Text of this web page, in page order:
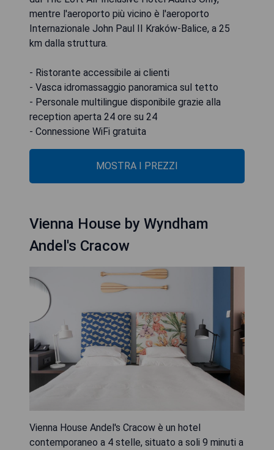
mentre l'aeroporto più vicino è l'aeroporto
Internazionale John Paul II Kraków-Balice, a 25
km dalla struttura.
- Ristorante accessibile ai clienti
- Vasca idromassaggio panoramica sul tetto
- Personale multilingue disponibile grazie alla
reception aperta 24 ore su 24
- Connessione WiFi gratuita
MOSTRA I PREZZI
Vienna House by Wyndham
Andel's Cracow
Vienna House Andel's Cracow è un hotel
contemporaneo a 4 stelle, situato a soli 9 minuti a